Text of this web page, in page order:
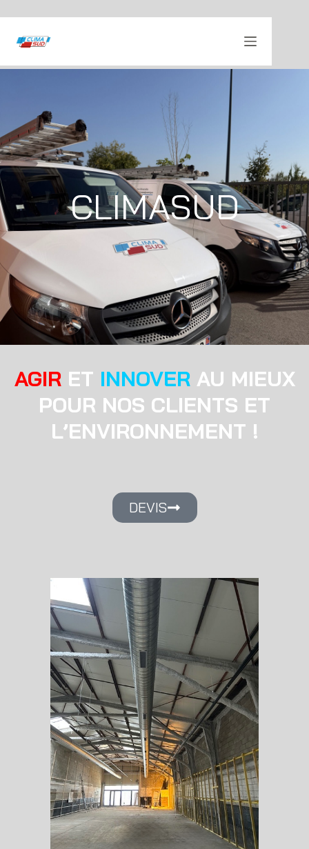
CLIMASUD
AGIR ET INNOVER AU MIEUX
POUR NOS CLIENTS ET
L’ENVIRONNEMENT !
DEVIS